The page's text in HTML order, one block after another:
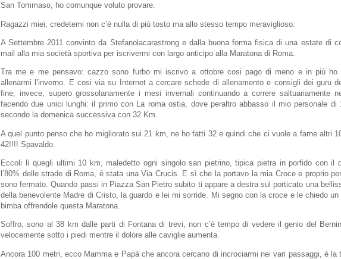
San Tommaso, ho comunque voluto provare.
Ragazzi miei, credetemi non c’è nulla di più tosto ma allo stesso tempo meraviglioso.
A Settembre 2011 convinto da Stefanolacarastrong e dalla buona forma fisica di una estate di
mail alla mia società sportiva per iscrivermi con largo anticipo alla Maratona di Roma.
Tra me e me pensavo: cazzo sono furbo mi iscrivo a ottobre cosi pago di meno e in più ho
allenarmi l’inverno. E cosi via su Internet a cercare schede di allenamento e consigli dei guru
fine, invece, supero grossolanamente i mesi invernali continuando a correre saltuariamente
facendo due unici lunghi: il primo con La roma ostia, dove peraltro abbasso il mio personale
secondo la domenica successiva con 32 Km.
A quel punto penso che ho migliorato sui 21 km, ne ho fatti 32 e quindi che ci vuole a farne altri
42!!!! Spavaldo.
Eccoli lì quegli ultimi 10 km, maledetto ogni singolo san pietrino, tipica pietra in porfido con il
l’80% delle strade di Roma, è stata una Via Crucis. E sì che la portavo la mia Croce e proprio
sono fermato. Quando passi in Piazza San Pietro subito ti appare a destra sul porticato una
della benevolente Madre di Cristo, la guardo e lei mi sorride. Mi segno con la croce e le chiedo un
bimba offrendole questa Maratona.
Soffro, sono al 38 km dalle parti di Fontana di trevi, non c’è tempo di vedere il genio del
velocemente sotto i piedi mentre il dolore alle caviglie aumenta.
Ancora 100 metri, ecco Mamma e Papà che ancora cercano di incrociarmi nei vari passaggi, è la